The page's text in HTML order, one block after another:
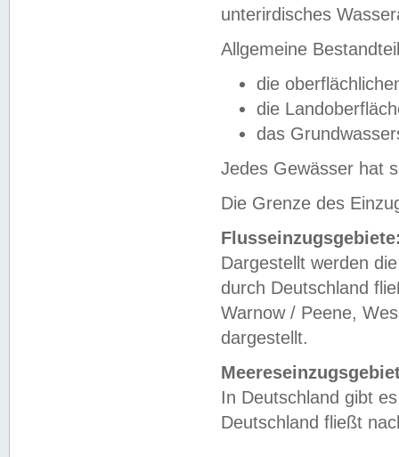
unterirdisches
Allgemeine
die
die
das
Jedes Gewässer hat
Die Grenze des
Dargestellt werden
durch Deutschland
Warnow / Peene,
dargestellt.
In Deutschland gibt
Deutschland fließt